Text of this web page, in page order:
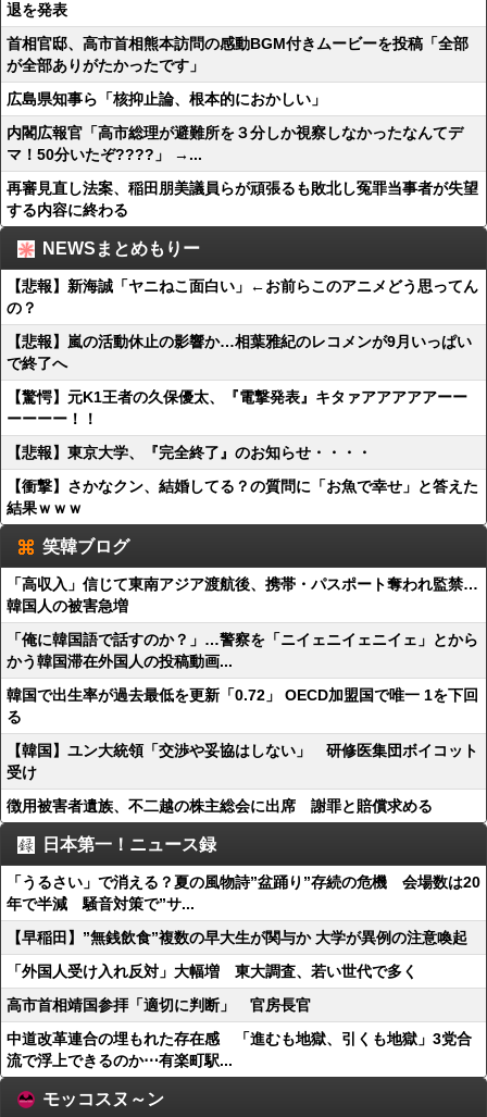
退を発表
首相官邸、高市首相熊本訪問の感動BGM付きムービーを投稿「全部
が全部ありがたかったです」
広島県知事ら「核抑止論、根本的におかしい」
内閣広報官「高市総理が避難所を３分しか視察しなかったなんてデ
マ！50分いたぞ????」 →...
再審見直し法案、稲田朋美議員らが頑張るも敗北し冤罪当事者が失望
する内容に終わる
NEWSまとめもりー
【悲報】新海誠「ヤニねこ面白い」←お前らこのアニメどう思ってん
の？
【悲報】嵐の活動休止の影響か…相葉雅紀のレコメンが9月いっぱい
で終了へ
【驚愕】元K1王者の久保優太、『電撃発表』キタァアアアアアーー
ーーーー！！
【悲報】東京大学、『完全終了』のお知らせ・・・・
【衝撃】さかなクン、結婚してる？の質問に「お魚で幸せ」と答えた
結果ｗｗｗ
笑韓ブログ
「高収入」信じて東南アジア渡航後、携帯・パスポート奪われ監禁…
韓国人の被害急増
「俺に韓国語で話すのか？」…警察を「ニイェニイェニイェ」とから
かう韓国滞在外国人の投稿動画...
韓国で出生率が過去最低を更新「0.72」 OECD加盟国で唯一 1を下回
る
【韓国】ユン大統領「交渉や妥協はしない」 研修医集団ボイコット
受け
徴用被害者遺族、不二越の株主総会に出席 謝罪と賠償求める
日本第一！ニュース録
「うるさい」で消える？夏の風物詩”盆踊り”存続の危機 会場数は20
年で半減 騒音対策で”サ...
【早稲田】”無銭飲食”複数の早大生が関与か 大学が異例の注意喚起
「外国人受け入れ反対」大幅増 東大調査、若い世代で多く
高市首相靖国参拝「適切に判断」 官房長官
中道改革連合の埋もれた存在感 「進むも地獄、引くも地獄」3党合
流で浮上できるのか⋯有楽町駅...
モッコスヌ～ン